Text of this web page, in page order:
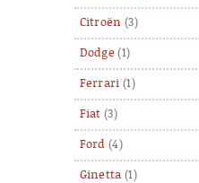
Citroën (3)
Dodge (1)
Ferrari (1)
Fiat (3)
Ford (4)
Ginetta (1)